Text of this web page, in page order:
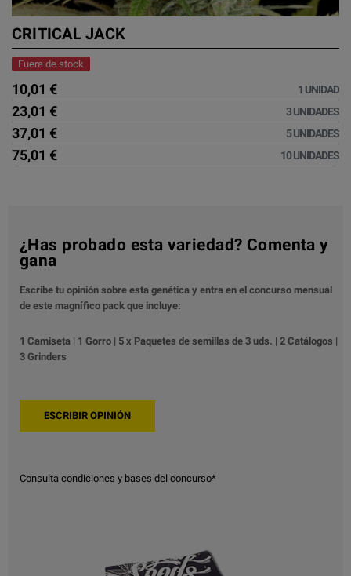
CRITICAL JACK
Fuera de stock
10,01 € 1 UNIDAD
23,01 € 3 UNIDADES
37,01 € 5 UNIDADES
75,01 € 10 UNIDADES
¿Has probado esta variedad? Comenta y
gana
Escribe tu opinión sobre esta genética y entra en el concurso mensual
de este magnífico pack que incluye:
1 Camiseta | 1 Gorro | 5 x Paquetes de semillas de 3 uds. | 2 Catálogos |
3 Grinders
Consulta condiciones y bases del concurso*